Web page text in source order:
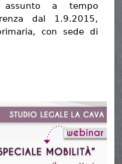
a tempo
dal 1.9.2015,
con sede di